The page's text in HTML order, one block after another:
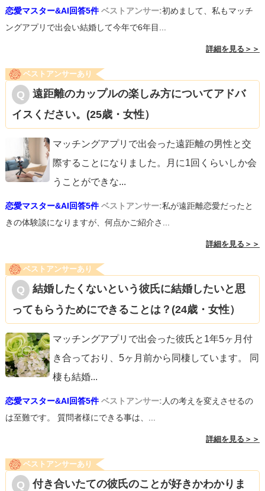
恋愛マスター&AI回答5件 ベストアンサー:初めまして、私もマッチ
ングアプリで出会い結婚して今年で6年目...
詳細を見る＞＞
ベストアンサーあり
遠距離のカップルの楽しみ方についてアドバ
イスください。(25歳・女性）
マッチングアプリで出会った遠距離の男性と交
際することになりました。月に1回くらいしか会
うことができな...
恋愛マスター&AI回答5件 ベストアンサー:私が遠距離恋愛だったと
きの体験談になりますが、何点かご紹介さ...
詳細を見る＞＞
ベストアンサーあり
結婚したくないという彼氏に結婚したいと思
ってもらうためにできることは？(24歳・女性）
マッチングアプリで出会った彼氏と1年5ヶ月付
き合っており、5ヶ月前から同棲しています。 同
棲も結婚...
恋愛マスター&AI回答5件 ベストアンサー:人の考えを変えさせるの
は至難です。 質問者様にできる事は、...
詳細を見る＞＞
ベストアンサーあり
付き合いたての彼氏のことが好きかわかりま